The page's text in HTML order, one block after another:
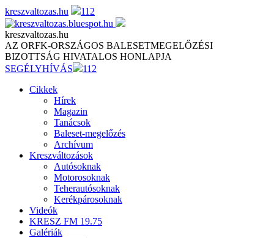
Skip
to
content
kreszvaltozas.hu 112
kreszvaltozas.hu
AZ ORFK-ORSZÁGOS BALESETMEGELŐZÉSI
BIZOTTSÁG HIVATALOS HONLAPJA
SEGÉLYHÍVÁS
112
Cikkek
Hírek
Magazin
Tanácsok
Baleset-megelőzés
Archívum
Kreszváltozások
Autósoknak
Motorosoknak
Teherautósoknak
Kerékpárosoknak
Videók
KRESZ FM 19.75
Galériák